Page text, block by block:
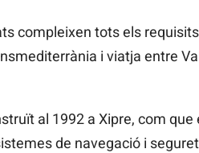
compleixen tots els
i viatja entre
al 1992 a Xipre, com que
de navegació i